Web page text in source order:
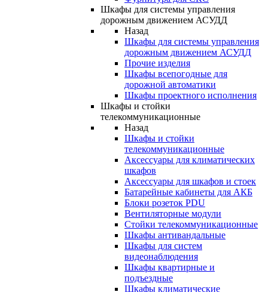
Шкафы для системы управления
дорожным движением АСУДД
Назад
Шкафы для системы управления
дорожным движением АСУДД
Прочие изделия
Шкафы всепогодные для
дорожной автоматики
Шкафы проектного исполнения
Шкафы и стойки
телекоммуникационные
Назад
Шкафы и стойки
телекоммуникационные
Аксессуары для климатических
шкафов
Аксессуары для шкафов и стоек
Батарейные кабинеты для АКБ
Блоки розеток PDU
Вентиляторные модули
Стойки телекоммуникационные
Шкафы антивандальные
Шкафы для систем
видеонаблюдения
Шкафы квартирные и
подъездные
Шкафы климатические